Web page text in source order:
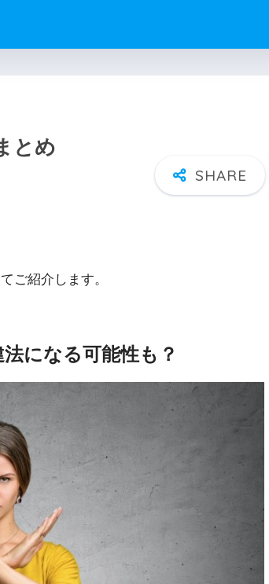
とめ
ご紹介します。
になる可能性も？